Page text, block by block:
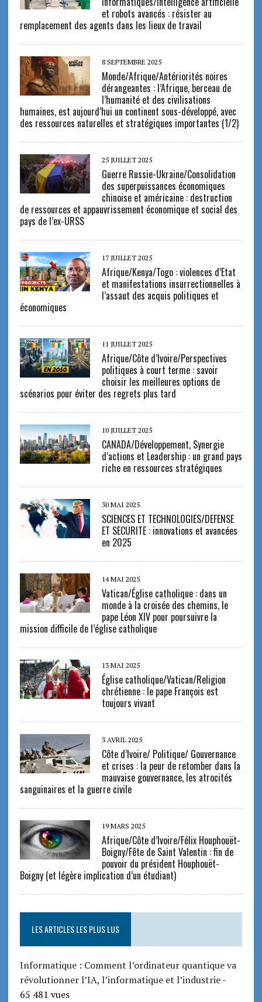
et robots avancés : résister au
remplacement des agents dans les lieux de travail
8 SEPTEMBRE 2025
Monde/Afrique/Antériorités noires
dérangeantes : l’Afrique, berceau de
l’humanité et des civilisations
humaines, est aujourd’hui un continent sous-développé, avec
des ressources naturelles et stratégiques importantes (1/2)
25 JUILLET 2025
Guerre Russie-Ukraine/Consolidation
des superpuissances économiques
chinoise et américaine : destruction
de ressources et appauvrissement économique et social des
pays de l’ex-URSS
17 JUILLET 2025
Afrique/Kenya/Togo : violences d’Etat
et manifestations insurrectionnelles à
l’assaut des acquis politiques et
économiques
11 JUILLET 2025
Afrique/Côte d’Ivoire/Perspectives
politiques à court terme : savoir
choisir les meilleures options de
scénarios pour éviter des regrets plus tard
10 JUILLET 2025
CANADA/Développement, Synergie
d’actions et Leadership : un grand pays
riche en ressources stratégiques
30 MAI 2025
SCIENCES ET TECHNOLOGIES/DEFENSE
ET SECURITE : innovations et avancées
en 2025
14 MAI 2025
Vatican/Église catholique : dans un
monde à la croisée des chemins, le
pape Léon XIV pour poursuivre la
mission difficile de l’église catholique
13 MAI 2025
Église catholique/Vatican/Religion
chrétienne : le pape François est
toujours vivant
3 AVRIL 2025
Côte d’Ivoire/ Politique/ Gouvernance
et crises : la peur de retomber dans la
mauvaise gouvernance, les atrocités
sanguinaires et la guerre civile
19 MARS 2025
Afrique/Côte d’Ivoire/Félix Houphouët-
Boigny/Fête de Saint Valentin : fin de
pouvoir du président Houphouët-
Boigny (et légère implication d’un étudiant)
LES ARTICLES LES PLUS LUS
Informatique : Comment l’ordinateur quantique va
révolutionner l’IA, l’informatique et l’industrie-
65 481 vues